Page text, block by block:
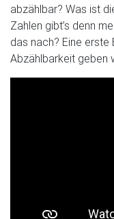
abzählbar? Was ist
Zahlen gibt’s denn
das nach? Eine erste
Abzählbarkeit geben